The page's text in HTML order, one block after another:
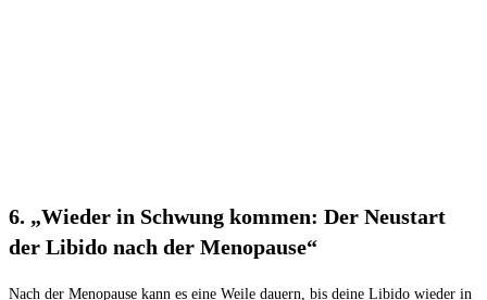
6. „Wieder in Schwung kommen: Der Neustart
‍der⁢ Libido nach der⁢ Menopause“
Nach der ‌Menopause​ kann es‍ eine Weile dauern, ‍bis deine Libido wieder in